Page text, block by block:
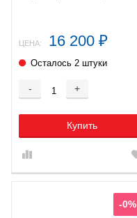
ЦЕНА: 16 200 ₽
Осталось 2 штуки
- +
Купить
-0%